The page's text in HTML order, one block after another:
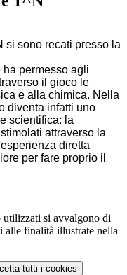
si sono recati presso la
permesso agli
il gioco le
e alla chimica. Nella
diventa infatti uno
scientifica: la
attraverso la
diretta
per fare proprio il
utilizzati si avvalgono di
alle finalità illustrate nella
tutti i cookies